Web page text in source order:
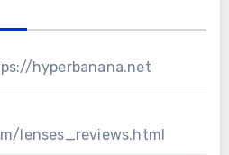
hyperbanana.net
lenses_reviews.html